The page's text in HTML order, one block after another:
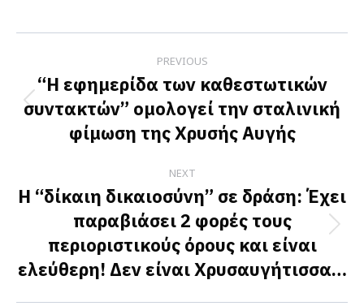
Facebook
X
LinkedIn
navigation
PREVIOUS
Previous
post:
“Η εφημερίδα των καθεστωτικών
συντακτών” ομολογεί την σταλινική
φίμωση της Χρυσής Αυγής
NEXT
Next
post:
Η “δίκαιη δικαιοσύνη” σε δράση: Έχει
παραβιάσει 2 φορές τους
περιοριστικούς όρους και είναι
ελεύθερη! Δεν είναι Χρυσαυγήτισσα…